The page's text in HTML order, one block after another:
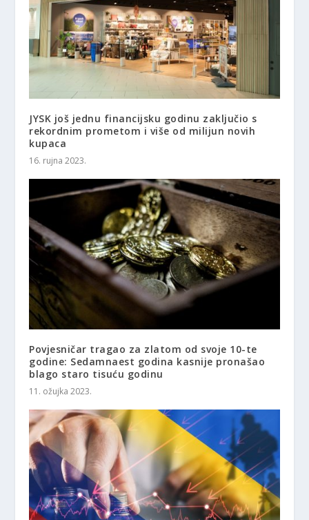
JYSK još jednu financijsku godinu zaključio s
rekordnim prometom i više od milijun novih
kupaca
16. rujna 2023.
Povjesničar tragao za zlatom od svoje 10-te
godine: Sedamnaest godina kasnije pronašao
blago staro tisuću godinu
11. ožujka 2023.